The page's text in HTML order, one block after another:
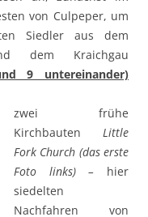
von Culpeper, um
Siedler aus dem
dem Kraichgau
9 untereinander)
zwei frühe
Kirchbauten Little
Fork Church (das erste
Foto links) – hier
siedelten
Nachfahren von